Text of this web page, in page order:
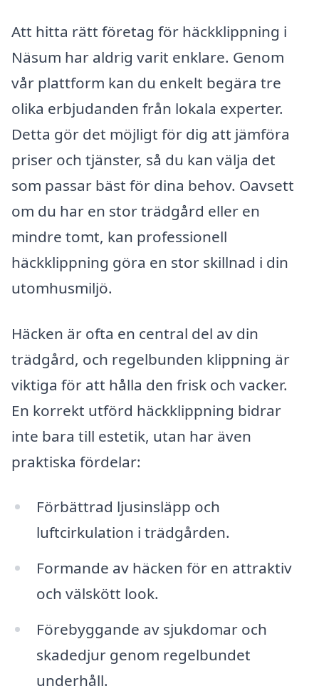
Att hitta rätt företag för häckklippning i
Näsum har aldrig varit enklare. Genom
vår plattform kan du enkelt begära tre
olika erbjudanden från lokala experter.
Detta gör det möjligt för dig att jämföra
priser och tjänster, så du kan välja det
som passar bäst för dina behov. Oavsett
om du har en stor trädgård eller en
mindre tomt, kan professionell
häckklippning göra en stor skillnad i din
utomhusmiljö.
Häcken är ofta en central del av din
trädgård, och regelbunden klippning är
viktiga för att hålla den frisk och vacker.
En korrekt utförd häckklippning bidrar
inte bara till estetik, utan har även
praktiska fördelar:
Förbättrad ljusinsläpp och
luftcirkulation i trädgården.
Formande av häcken för en attraktiv
och välskött look.
Förebyggande av sjukdomar och
skadedjur genom regelbundet
underhåll.